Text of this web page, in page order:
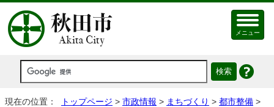
メニュー
現在の位置： トップページ > 市政情報 > まちづくり > 都市整備 >